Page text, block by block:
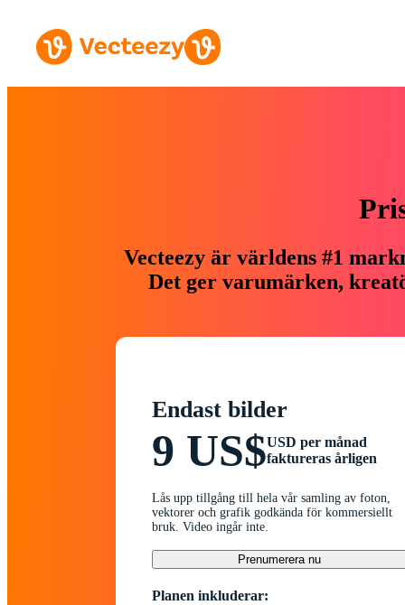
Vecteezy är världens #1
Det ger varumärken,
Endast bilder
9 US$USD per månad
faktureras årligen
Lås upp tillgång till hela vår samling av foton,
vektorer och grafik godkända för kommersiellt
bruk. Video ingår inte.
Prenumerera nu
Planen inkluderar: